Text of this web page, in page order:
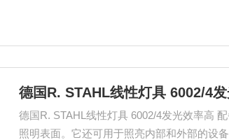
德国R. STAHL线性灯具 6002/4
德国R. STAHL线性灯具 6002/4发光效率高 配备 6002/4 系列 LED 的线性灯具非常适合安装高度高达 10 m 的
照明表面。它还可用于照亮内部和外部的设